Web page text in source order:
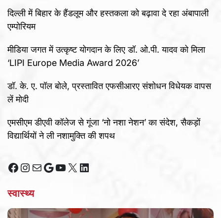
दिल्ली में बिहार के हैंडलूम और हस्तकला को बढ़ावा दे रहा अंबापाली
एम्पोरियम
मीडिया जगत में उत्कृष्ट योगदान के लिए डॉ. ओ.पी. यादव को मिला
‘LIPI Europe Media Award 2026’
डॉ. के. ए. पॉल बोले, प्रस्तावित एफसीआरए संशोधन विधेयक वापस
लें मोदी
एमसीएम डीएवी कॉलेज से गूंजा ‘नो नशा नेशन’ का संदेश, सैकड़ों
विद्यार्थियों ने ली नशामुक्ति की शपथ
Facebook
Instagram
MailGoogle
YouTube
X LinkedIn
स्वास्थ्य